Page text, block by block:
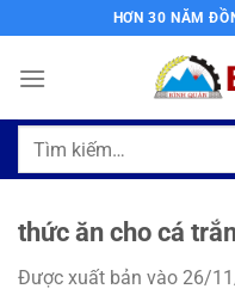
qua
nội
HƠN 30 NĂM
Tìm
thức ăn cho cá
Được xuất bản vào 26/